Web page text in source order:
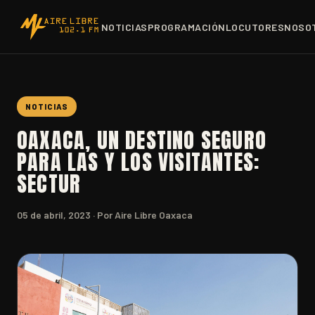
NOTICIASPROGRAMACIÓNLOCUTORES
NOTICIAS
OAXACA, UN DESTINO SEGURO
PARA LAS Y LOS VISITANTES:
SECTUR
05 de abril, 2023 · Por Aire Libre Oaxaca